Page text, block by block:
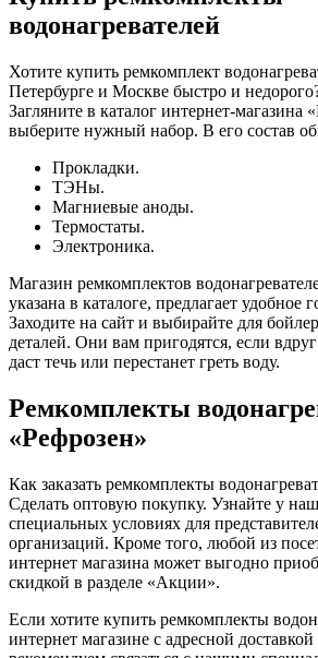
водонагревателей
Хотите купить ремкомплект
Петербурге и Москве быстро и
Загляните в каталог интернет-магазина
выберите нужный набор. В его состав
Прокладки.
ТЭНы.
Магниевые аноды.
Термостаты.
Электроника.
Магазин ремкомплектов
указана в каталоге, предлагает удобное
Заходите на сайт и выбирайте для
деталей. Они вам пригодятся, если
даст течь или перестанет греть воду.
Ремкомплекты
«Рефрозен»
Как заказать ремкомплекты
Сделать оптовую покупку. Узнайте у
специальных условиях для
организаций. Кроме того, любой из
интернет магазина может выгодно
скидкой в разделе «Акции».
Если хотите купить ремкомплекты
интернет магазине с адресной